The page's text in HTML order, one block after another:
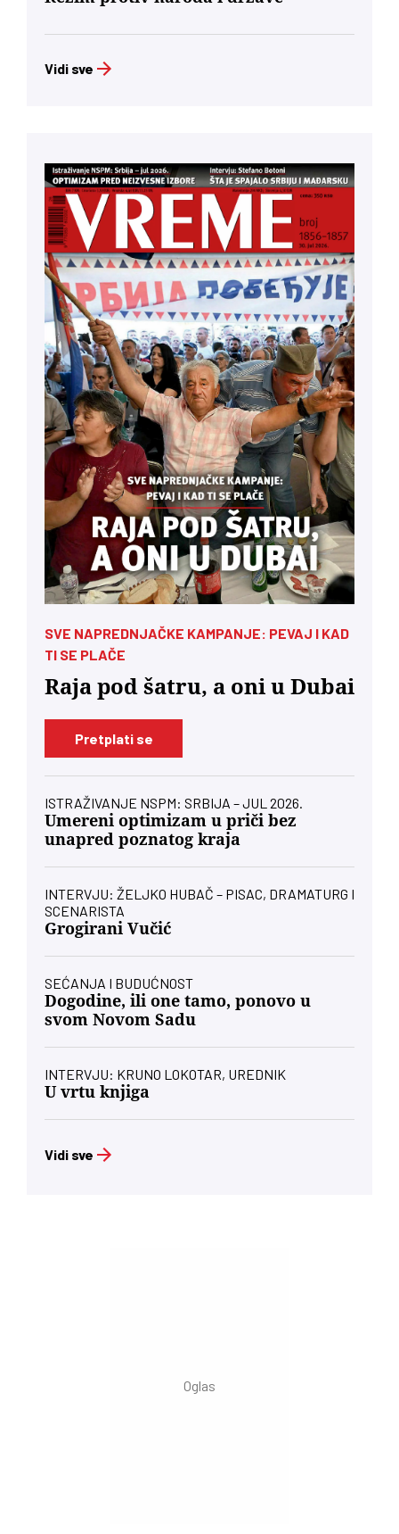
Vidi sve
SVE NAPREDNJAČKE KAMPANJE: PEVAJ I KAD
TI SE PLAČE
Raja pod šatru, a oni u Dubai
Pretplati se
ISTRAŽIVANJE NSPM: SRBIJA – JUL 2026.
Umereni optimizam u priči bez
unapred poznatog kraja
INTERVJU: ŽELJKO HUBAČ – PISAC, DRAMATURG I
SCENARISTA
Grogirani Vučić
SEĆANJA I BUDUĆNOST
Dogodine, ili one tamo, ponovo u
svom Novom Sadu
INTERVJU: KRUNO LOKOTAR, UREDNIK
U vrtu knjiga
Vidi sve